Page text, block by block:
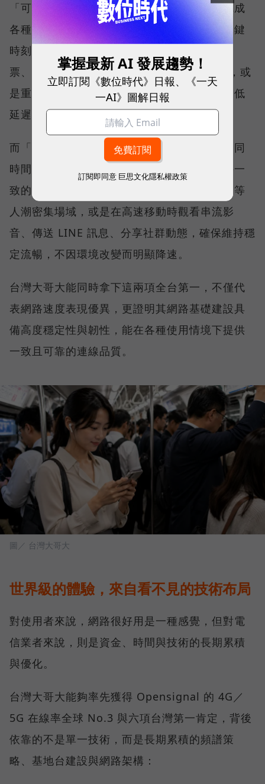
「可靠性體驗」衡量的是使用者是否能順利完成
各種數位應用，因此，考驗的是網路服務在關鍵
時刻不中斷的能力。例如，搶購熱門演唱會門
票、秒殺限量商品、超商結帳掃描 QR Code，或
是重要的線上會議，都需要網路能即時回應、低
延遲且持續運作。
而「品質一致性」則是衡量電信業者可否在不同
時間、不同地點、不同網路負載下，都能維持一
致的網路服務品質。無論是在跨年晚會、球賽等
人潮密集場域，或是在高速移動時觀看串流影
音、傳送 LINE 訊息、分享社群動態，確保維持穩
定流暢，不因環境改變而明顯降速。
台灣大哥大能同時拿下這兩項全台第一，不僅代
表網路速度表現優異，更證明其網路基礎建設具
備高度穩定性與韌性，能在各種使用情境下提供
一致且可靠的連線品質。
圖／ 台灣大哥大
世界級的體驗，來自看不見的技術布局
對使用者來說，網路很好用是一種感覺，但對電
信業者來說，則是資金、時間與技術的長期累積
與優化。
台灣大哥大能夠率先獲得 Opensignal 的 4G／
5G 在線率全球 No.3 與六項台灣第一肯定，背後
依靠的不是單一技術，而是長期累積的頻譜策
略、基地台建設與網路架構：
掌握最新 AI 發展趨勢！
立即訂閱《數位時代》日報、《一天
一AI》圖解日報
訂閱即同意 巨思文化隱私權政策